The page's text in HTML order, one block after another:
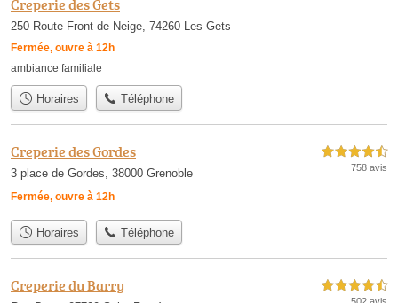
Creperie des Gets
250 Route Front de Neige, 74260 Les Gets
Fermée, ouvre à 12h
ambiance familiale
Horaires Téléphone
Creperie des Gordes
3 place de Gordes, 38000 Grenoble
Fermée, ouvre à 12h
4,5 étoiles sur 5
758 avis
Horaires Téléphone
Creperie du Barry 4,5 étoiles sur 5